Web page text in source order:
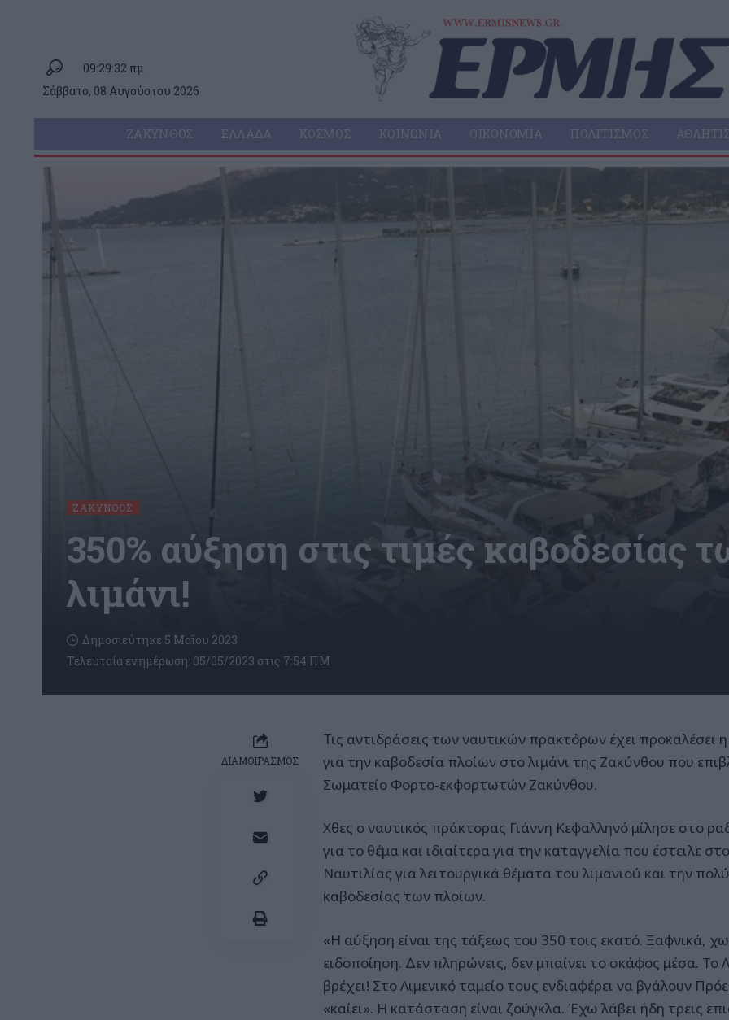
09:29:32 πμ
Σάββατο, 08 Αυγούστου 2026
ΖΆΚΥΝΘΟΣ ΕΛΛΆΔΑ ΚΌΣΜΟΣ ΚΟΙΝΩΝΊΑ ΟΙΚΟΝΟΜΊΑ ΠΟΛΙΤΙΣΜΌΣ
ΖΆΚΥΝΘΟΣ
350% αύξηση στις τιμές καβοδεσίας
λιμάνι!
Τελευταία ενημέρωση: 05/05/2023 στις 7:54 ΠΜ
Δημοσιεύτηκε 5 Μαΐου 2023
ΔΙΑΜΟΙΡΑΣΜΟΣ
Τις αντιδράσεις των ναυτικών πρακτόρων έχει προκαλέσει
για την καβοδεσία πλοίων στο λιμάνι της Ζακύνθου που
Σωματείο Φορτο-εκφορτωτών Ζακύνθου.
Χθες ο ναυτικός πράκτορας Γιάννη Κεφαλληνό μίλησε στο
για το θέμα και ιδιαίτερα για την καταγγελία που έστειλε
Ναυτιλίας για λειτουργικά θέματα του λιμανιού και την
καβοδεσίας των πλοίων.
«Η αύξηση είναι της τάξεως του 350 τοις εκατό. Ξαφνικά,
ειδοποίηση. Δεν πληρώνεις, δεν μπαίνει το σκάφος μέσα. Το
βρέχει! Στο Λιμενικό ταμείο τους ενδιαφέρει να βγάλουν
«καίει». Η κατάσταση είναι ζούγκλα. Έχω λάβει ήδη τρεις